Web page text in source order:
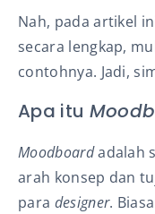
Nah, pada artikel
secara lengkap,
contohnya. Jadi,
Apa itu
Moodboardadalah
arah konsep dan
para designer.